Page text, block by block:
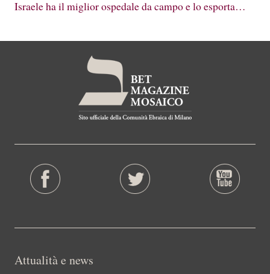
Israele ha il miglior ospedale da campo e lo esporta…
Attualità e news